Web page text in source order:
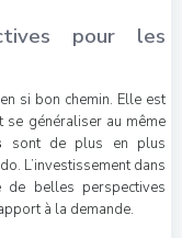
pour les
si bon chemin. Elle est
se généraliser au même
sont de plus en plus
L’investissement dans
de belles perspectives
à la demande.